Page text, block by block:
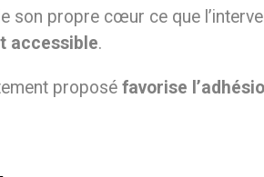
son propre cœur ce que
accessible.
proposé favorise